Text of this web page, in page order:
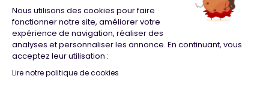
Politique de confidentialité
Cookies
Conception Agence Adeliom
Nous utilisons des cookies pour faire
fonctionner notre site, améliorer votre
expérience de navigation, réaliser des
analyses et personnaliser les annonce. En continuant, vous
acceptez leur utilisation :
Lire notre politique de cookies